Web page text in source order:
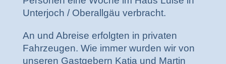
Unterjoch / Oberallgäu verbracht.
An und Abreise erfolgten in privaten
Fahrzeugen. Wie immer wurden wir von
unseren Gastgebern Katja und Martin